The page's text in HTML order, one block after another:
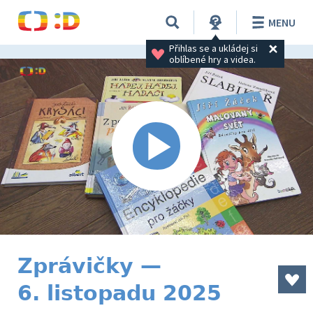
Přihlas se a ukládej si
oblíbené hry a videa.
MENU
Zprávičky —
6. listopadu 2025